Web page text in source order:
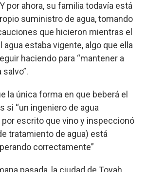
por ahora, su familia todavía está
suministro de agua, tomando
que hicieron mientras el
agua estaba vigente, algo que ella
haciendo para “mantener a
la única forma en que beberá el
si “un ingeniero de agua
escrito que vino y inspeccionó
tratamiento de agua) está
correctamente”